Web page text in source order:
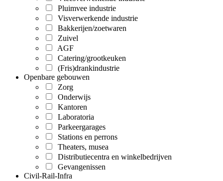
Pluimvee industrie
Visverwerkende industrie
Bakkerijen/zoetwaren
Zuivel
AGF
Catering/grootkeuken
(Fris)drankindustrie
Openbare gebouwen
Zorg
Onderwijs
Kantoren
Laboratoria
Parkeergarages
Stations en perrons
Theaters, musea
Distributiecentra en winkelbedrijven
Gevangenissen
Civil-Rail-Infra